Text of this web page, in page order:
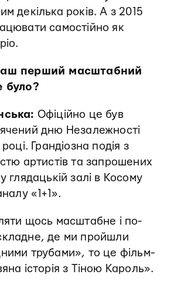
декілька років. А з 2015
самостійно як
перший масштабний
було?
Офіційно це був
дню Незалежності
Грандіозна подія з
артистів та запрошених
глядацькій залі в Косому
«1+1».
щось масштабне і по-
де ми пройшли
трубами», то це фільм-
історія з Тіною Кароль».